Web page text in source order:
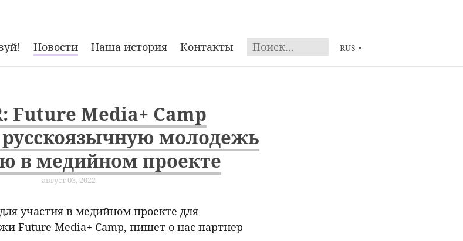
Новости Наша история Контакты RUS ▼
Future Media+ Camp
молодежь
в медийном проекте
август 03, 2022
участия в медийном проекте для
Future Media+ Camp, пишет о нас партнер